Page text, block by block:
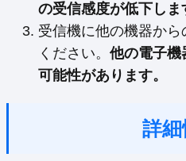
の受信感度が低下しま
受信機に他の機器か
ください。 他の電子機
可能性があります。
詳細